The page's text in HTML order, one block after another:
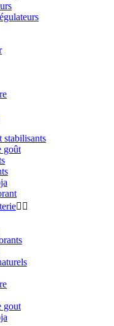
stabilisants
goût
 
gout